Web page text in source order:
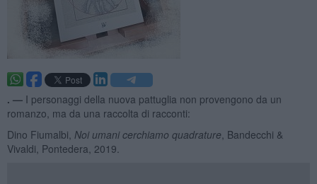
. — I personaggi della nuova pattuglia non provengono da un
romanzo, ma da una raccolta di racconti:
Dino Fiumalbi, Noi umani cerchiamo quadrature , Bandecchi &
Vivaldi, Pontedera, 2019.